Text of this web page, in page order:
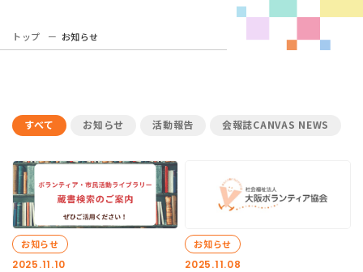
トップ お知らせ
すべて お知らせ 活動報告 会報誌CANVAS NEWS
2025.11.10
お知らせ
2025.11.08
お知らせ